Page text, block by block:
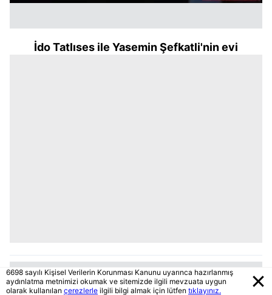
İdo Tatlıses ile Yasemin Şefkatli'nin evi
6698 sayılı Kişisel Verilerin Korunması Kanunu uyarınca hazırlanmış
aydınlatma metnimizi okumak ve sitemizde ilgili mevzuata uygun
olarak kullanılan çerezlerle ilgili bilgi almak için lütfen tıklayınız.